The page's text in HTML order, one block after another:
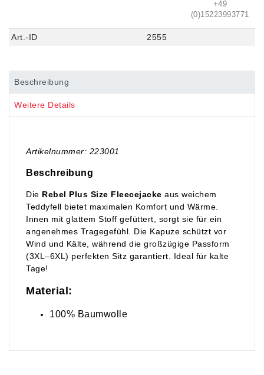
+49
(0)15223993771
Art.-ID 2555
Beschreibung
Weitere Details
Artikelnummer: 223001
Beschreibung
Die Rebel Plus Size Fleecejacke aus weichem
Teddyfell bietet maximalen Komfort und Wärme.
Innen mit glattem Stoff gefüttert, sorgt sie für ein
angenehmes Tragegefühl. Die Kapuze schützt vor
Wind und Kälte, während die großzügige Passform
(3XL–6XL) perfekten Sitz garantiert. Ideal für kalte
Tage!
Material:
100% Baumwolle